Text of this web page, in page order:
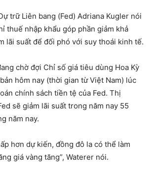
trữ Liên bang (Fed) Adriana Kugler nói
thuế nhập khẩu góp phần giảm khả
lãi suất để đối phó với suy thoái kinh tế.
chờ đợi Chỉ số giá tiêu dùng Hoa Kỳ
hôm nay (thời gian từ Việt Nam) lúc
chính sách tiền tệ của Fed. Thị
sẽ giảm lãi suất trong năm nay 55
năm nay.
hơn dự kiến, đồng đô la có thể làm
giá vàng tăng”, Waterer nói.